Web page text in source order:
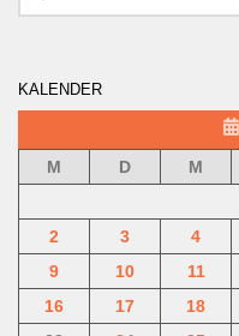
KALENDER
M
D M
2
3 4
9
10 11
16
17 18